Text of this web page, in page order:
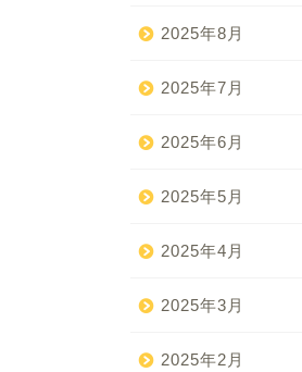
2025年8月
2025年7月
2025年6月
2025年5月
2025年4月
2025年3月
2025年2月